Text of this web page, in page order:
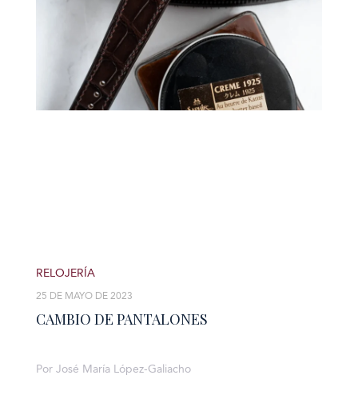
CAMBIO DE PANTALONES
25 DE MAYO DE 2023
RELOJERÍA
Por José María López-Galiacho